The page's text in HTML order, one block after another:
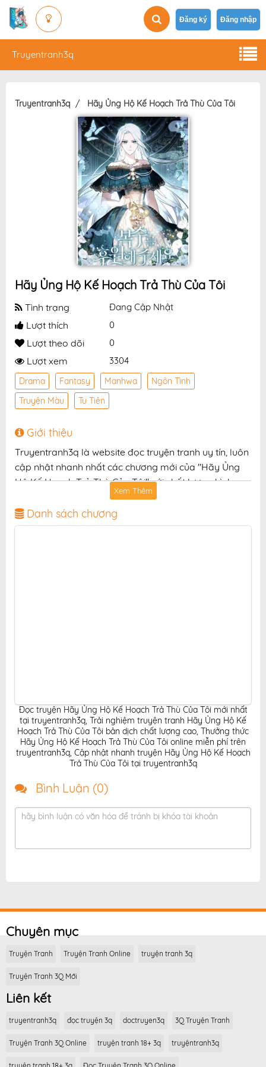
Đăng ký Đăng nhập
Truyentranh3q
Truyentranh3q Hãy Ủng Hộ Kế Hoạch Trả Thù Của Tôi
Hãy Ủng Hộ Kế Hoạch Trả Thù Của Tôi
Tình trạng Đang Cập Nhật
Lượt thích 0
Lượt theo dõi 0
Lượt xem 3304
Drama Fantasy Manhwa
Ngôn Tình
Truyện Màu
Tu Tiên
Giới thiệu
Truyentranh3q là website đọc truyện tranh uy tín, luôn
cập nhật nhanh nhất các chương mới của "Hãy Ủng
Hộ Kế Hoạch Trả Thù Của Tôi" với chất lượng hình
ảnh sắc nét, bản dịch chuẩn và giao diện thân thiện,
mang đến trải nghiệm đọc truyện hấp dẫn, tiện lợi,
hoàn toàn miễn phí cho độc giả yêu thích truyện tranh
Xem Thêm
Danh sách chương
Đọc truyện Hãy Ủng Hộ Kế Hoạch Trả Thù Của Tôi mới nhất
tại truyentranh3q, Trải nghiệm truyện tranh Hãy Ủng Hộ Kế
Hoạch Trả Thù Của Tôi bản dịch chất lượng cao, Thưởng thức
Hãy Ủng Hộ Kế Hoạch Trả Thù Của Tôi online miễn phí trên
truyentranh3q, Cập nhật nhanh truyện Hãy Ủng Hộ Kế Hoạch
Trả Thù Của Tôi tại truyentranh3q
Bình Luận (0)
hãy bình luận có văn hóa để tránh bị khóa tài khoản
Chuyên mục
Truyện Tranh Truyện Tranh Online truyện tranh 3q
Truyện Tranh 3Q Mới
Liên kết
truyentranh3q đọc truyện 3q doctruyen3q 3Q Truyện Tranh
Truyện Tranh 3Q Online truyện tranh 18+ 3q truyệntranh3q